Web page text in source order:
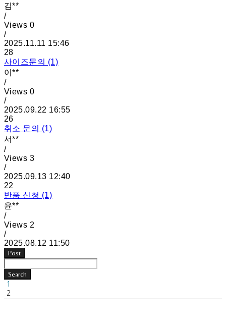
김**
/
Views 0
/
2025.11.11 15:46
28
사이즈문의 (1)
이**
/
Views 0
/
2025.09.22 16:55
26
취소 문의 (1)
서**
/
Views 3
/
2025.09.13 12:40
22
반품 신청 (1)
윤**
/
Views 2
/
2025.08.12 11:50
Post
Search
1
2